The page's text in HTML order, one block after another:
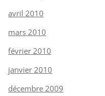
avril 2010
mars 2010
février 2010
janvier 2010
décembre 2009